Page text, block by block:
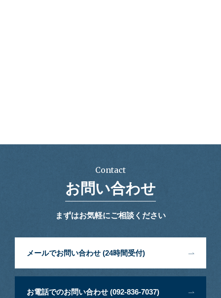
Contact
お問い合わせ
まずはお気軽にご相談ください
メールでお問い合わせ (24時間受付)
お電話でのお問い合わせ (092-836-7037)